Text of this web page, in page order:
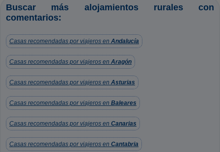
Buscar más alojamientos rurales con
comentarios:
Casas recomendadas por viajeros en Andalucía
Casas recomendadas por viajeros en Aragón
Casas recomendadas por viajeros en Asturias
Casas recomendadas por viajeros en Baleares
Casas recomendadas por viajeros en Canarias
Casas recomendadas por viajeros en Cantabria